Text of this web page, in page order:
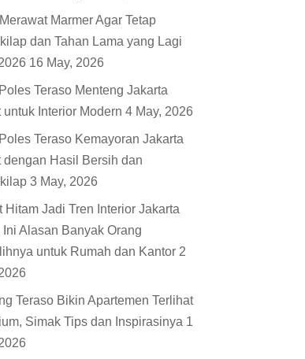
Marmer Agar Tetap
dan Tahan Lama yang Lagi
16 May, 2026
Teraso Menteng Jakarta
untuk Interior Modern 4 May, 2026
Teraso Kemayoran Jakarta
dengan Hasil Bersih dan
3 May, 2026
Hitam Jadi Tren Interior Jakarta
Ini Alasan Banyak Orang
untuk Rumah dan Kantor 2
Teraso Bikin Apartemen Terlihat
Simak Tips dan Inspirasinya 1